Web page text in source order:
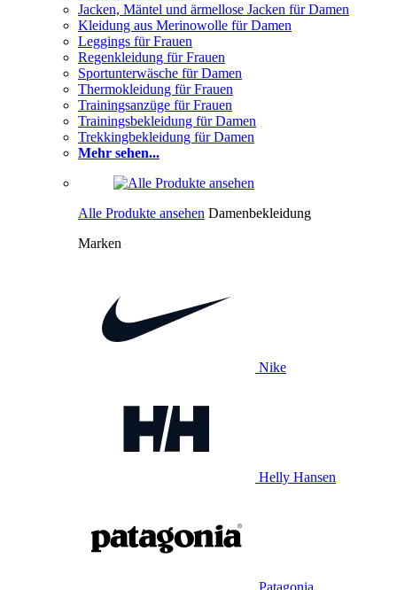
Jacken, Mäntel und ärmellose Jacken für Damen
Kleidung aus Merinowolle für Damen
Leggings für Frauen
Regenkleidung für Frauen
Sportunterwäsche für Damen
Thermokleidung für Frauen
Trainingsanzüge für Frauen
Trainingsbekleidung für Damen
Trekkingbekleidung für Damen
Mehr sehen...
Alle Produkte ansehen Damenbekleidung
Marken
Nike
Helly Hansen
Patagonia